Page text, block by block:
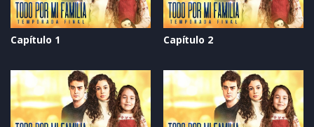
Capítulo 1 Capítulo 2